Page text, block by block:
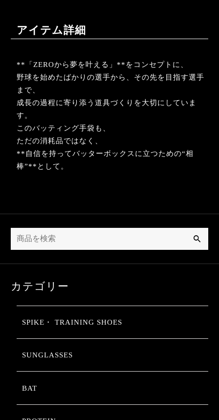
アイテム詳細
**「ZEROから夢を叶える」**をコンセプトに、
野球を始めたばかりの選手から、その先を目指す選手
まで、
成長の過程に寄り添う道具づくりを大切にしていま
す。
このバッティング手袋も、
ただの消耗品ではなく、
**自信を持ってバッターボックスに立つための“相
棒”**として。
カテゴリー
SPIKE・ TRAINING SHOES
SUNGLASSES
BAT